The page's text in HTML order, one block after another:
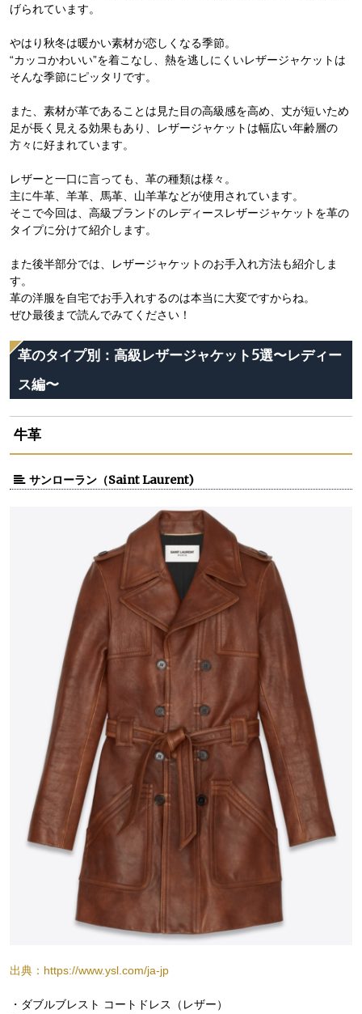
げられています。
やはり秋冬は暖かい素材が恋しくなる季節。
“カッコかわいい”を着こなし、熱を逃しにくいレザージャケットは
そんな季節にピッタリです。
また、素材が革であることは見た目の高級感を高め、丈が短いため
足が長く見える効果もあり、レザージャケットは幅広い年齢層の
方々に好まれています。
レザーと一口に言っても、革の種類は様々。
主に牛革、羊革、馬革、山羊革などが使用されています。
そこで今回は、高級ブランドのレディースレザージャケットを革の
タイプに分けて紹介します。
また後半部分では、レザージャケットのお手入れ方法も紹介しま
す。
革の洋服を自宅でお手入れするのは本当に大変ですからね。
ぜひ最後まで読んでみてください！
革のタイプ別：高級レザージャケット5選〜レディー
ス編〜
牛革
サンローラン（Saint Laurent)
出典：https://www.ysl.com/ja-jp
・ダブルブレスト コートドレス（レザー）